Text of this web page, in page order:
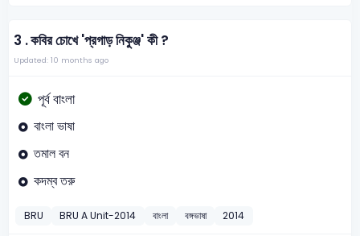
3 .কবির চোখে ‌‌'প্রগাড়‌ নিকুঞ্জ‌‍‍' কী ?
Updated: 10 months ago
পূর্ব বাংলা
বাংলা ভাষা
তমাল বন
কদম্ব তরু
BRU BRU A Unit-2014 বাংলা বঙ্গভাষা 2014